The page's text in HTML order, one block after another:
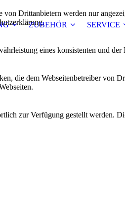
ZUBEHÖR SERVICE
Drittanbietern werden nur
eines konsistenten und der
die dem Webseitenbetreiber von
zur Verfügung gestellt werden.